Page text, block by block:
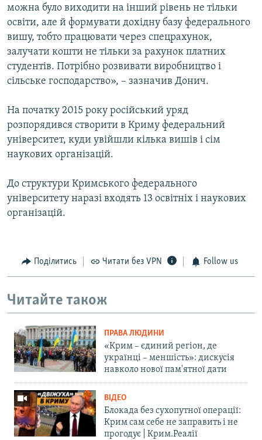
можна було виходити на інший рівень не тільки
освіти, але й формувати дохідну базу федерального
вишу, тобто працювати через спецрахунок,
залучати кошти не тільки за рахунок платних
студентів. Потрібно розвивати виробництво і
сільське господарство», – зазначив Донич.
На початку 2015 року російський уряд
розпорядився створити в Криму федеральний
університет, куди увійшли кілька вишів і сім
наукових організацій.
До структури Кримського федерального
університету наразі входять 13 освітніх і наукових
організацій.
Поділитись Читати без VPN Follow us
Читайте також
ПРАВА ЛЮДИНИ
«Крим – єдиний регіон, де
українці – меншість»: дискусія
навколо нової пам'ятної дати
ВІДЕО
Блокада без сухопутної операції:
Крим сам себе не заправить і не
прогодує | Крим.Реалії